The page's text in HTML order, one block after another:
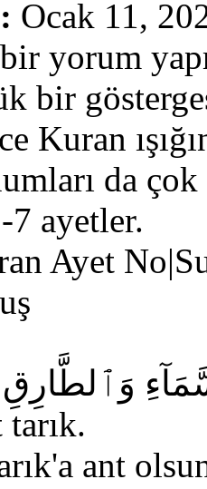
Ocak 11,
yorum
bir
Kuran
da
7 ayetler.
Ayet
وَٱلطَّارِقِ
ant